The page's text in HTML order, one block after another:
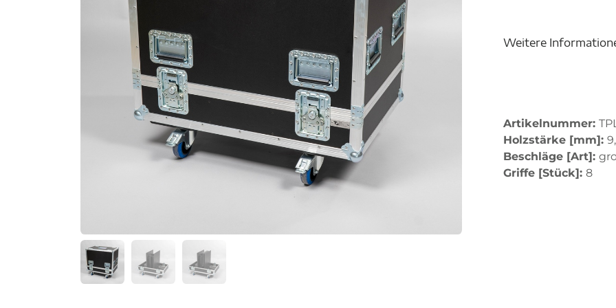
Weitere
Artikelnummer:
Holzstärke [mm]:
Beschläge [Art]:
Griffe [Stück]: 8